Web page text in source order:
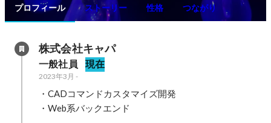
プロフィール ストーリー 性格 つながり
株式会社キャパ
一般社員 現在
2023年3月 -
・CADコマンドカスタマイズ開発
・Web系バックエンド